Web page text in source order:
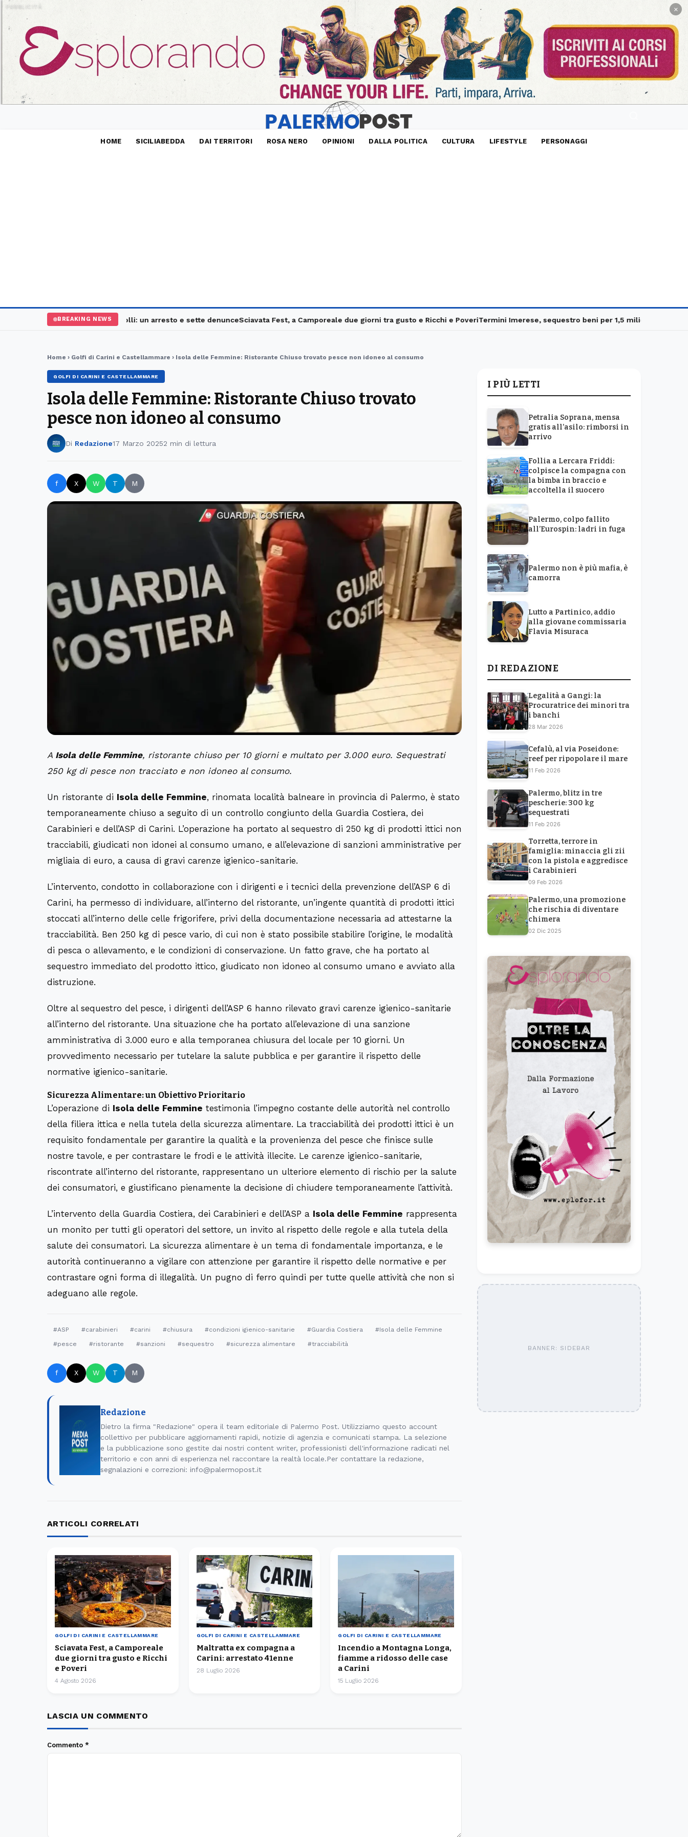
PUBBLICITÀ ×
HOME SICILIABEDDA DAI TERRITORI ROSA NERO OPINIONI DALLA POLITICA CULTURA LIFESTYLE PERSONAGGI
BREAKING NEWS
Palermo, maxi controlli: un arresto e sette denunceSciavata Fest, a Camporeale due giorni tra gusto e Ricchi e PoveriTermini Imerese, sequestro beni per 1,5 milioniCarabinieri in
Home › Golfi di Carini e Castellammare › Isola delle Femmine: Ristorante Chiuso trovato pesce non idoneo al consumo
GOLFI DI CARINI E CASTELLAMMARE
Isola delle Femmine: Ristorante Chiuso trovato
pesce non idoneo al consumo
Di Redazione17 Marzo 20252 min di lettura
f X W T M
A Isola delle Femmine, ristorante chiuso per 10 giorni e multato per 3.000 euro. Sequestrati
250 kg di pesce non tracciato e non idoneo al consumo.
Un ristorante di Isola delle Femmine, rinomata località balneare in provincia di Palermo, è stato
temporaneamente chiuso a seguito di un controllo congiunto della Guardia Costiera, dei
Carabinieri e dell’ASP di Carini. L’operazione ha portato al sequestro di 250 kg di prodotti ittici non
tracciabili, giudicati non idonei al consumo umano, e all’elevazione di sanzioni amministrative per
migliaia di euro, a causa di gravi carenze igienico-sanitarie.
L’intervento, condotto in collaborazione con i dirigenti e i tecnici della prevenzione dell’ASP 6 di
Carini, ha permesso di individuare, all’interno del ristorante, un’ingente quantità di prodotti ittici
stoccati all’interno delle celle frigorifere, privi della documentazione necessaria ad attestarne la
tracciabilità. Ben 250 kg di pesce vario, di cui non è stato possibile stabilire l’origine, le modalità
di pesca o allevamento, e le condizioni di conservazione. Un fatto grave, che ha portato al
sequestro immediato del prodotto ittico, giudicato non idoneo al consumo umano e avviato alla
distruzione.
Oltre al sequestro del pesce, i dirigenti dell’ASP 6 hanno rilevato gravi carenze igienico-sanitarie
all’interno del ristorante. Una situazione che ha portato all’elevazione di una sanzione
amministrativa di 3.000 euro e alla temporanea chiusura del locale per 10 giorni. Un
provvedimento necessario per tutelare la salute pubblica e per garantire il rispetto delle
normative igienico-sanitarie.
Sicurezza Alimentare: un Obiettivo Prioritario
L’operazione di Isola delle Femmine testimonia l’impegno costante delle autorità nel controllo
della filiera ittica e nella tutela della sicurezza alimentare. La tracciabilità dei prodotti ittici è un
requisito fondamentale per garantire la qualità e la provenienza del pesce che finisce sulle
nostre tavole, e per contrastare le frodi e le attività illecite. Le carenze igienico-sanitarie,
riscontrate all’interno del ristorante, rappresentano un ulteriore elemento di rischio per la salute
dei consumatori, e giustificano pienamente la decisione di chiudere temporaneamente l’attività.
L’intervento della Guardia Costiera, dei Carabinieri e dell’ASP a Isola delle Femmine rappresenta
un monito per tutti gli operatori del settore, un invito al rispetto delle regole e alla tutela della
salute dei consumatori. La sicurezza alimentare è un tema di fondamentale importanza, e le
autorità continueranno a vigilare con attenzione per garantire il rispetto delle normative e per
contrastare ogni forma di illegalità. Un pugno di ferro quindi per tutte quelle attività che non si
adeguano alle regole.
#ASP #carabinieri #carini #chiusura #condizioni igienico-sanitarie #Guardia Costiera
#Isola delle Femmine
#pesce
#ristorante #sanzioni #sequestro #sicurezza alimentare #tracciabilità
f X W T M
Redazione
Dietro la firma "Redazione" opera il team editoriale di Palermo Post. Utilizziamo questo account
collettivo per pubblicare aggiornamenti rapidi, notizie di agenzia e comunicati stampa. La selezione
e la pubblicazione sono gestite dai nostri content writer, professionisti dell'informazione radicati nel
territorio e con anni di esperienza nel raccontare la realtà locale.Per contattare la redazione,
segnalazioni e correzioni: info@palermopost.it
ARTICOLI CORRELATI
GOLFI DI CARINI E CASTELLAMMARE
Sciavata Fest, a Camporeale
due giorni tra gusto e Ricchi
e Poveri
4 Agosto 2026
GOLFI DI CARINI E CASTELLAMMARE
Maltratta ex compagna a
Carini: arrestato 41enne
28 Luglio 2026
GOLFI DI CARINI E CASTELLAMMARE
Incendio a Montagna Longa,
fiamme a ridosso delle case
a Carini
15 Luglio 2026
LASCIA UN COMMENTO
Commento *
I PIÙ LETTI
Petralia Soprana, mensa
gratis all’asilo: rimborsi in
arrivo
Follia a Lercara Friddi:
colpisce la compagna con
la bimba in braccio e
accoltella il suocero
Palermo, colpo fallito
all’Eurospin: ladri in fuga
Palermo non è più mafia, è
camorra
Lutto a Partinico, addio
alla giovane commissaria
Flavia Misuraca
DI REDAZIONE
Legalità a Gangi: la
Procuratrice dei minori tra
i banchi
28 Mar 2026
Cefalù, al via Poseidone:
reef per ripopolare il mare
11 Feb 2026
Palermo, blitz in tre
pescherie: 300 kg
sequestrati
11 Feb 2026
Torretta, terrore in
famiglia: minaccia gli zii
con la pistola e aggredisce
i Carabinieri
09 Feb 2026
Palermo, una promozione
che rischia di diventare
chimera
02 Dic 2025
BANNER: SIDEBAR